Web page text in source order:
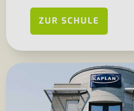
ZUR SCHULE